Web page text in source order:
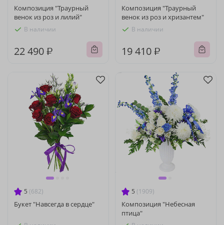
Композиция "Траурный
венок из роз и лилий"
В наличии
22 490 ₽
Композиция "Траурный
венок из роз и хризантем"
В наличии
19 410 ₽
5 (682)
Букет "Навсегда в сердце"
5 (1909)
Композиция "Небесная
птица"